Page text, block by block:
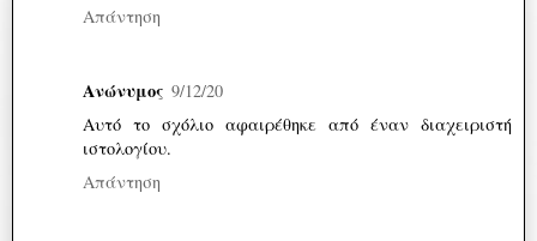
Απάντηση
Ανώνυμος 9/12/20
Αυτό το σχόλιο αφαιρέθηκε από έναν διαχειριστή
ιστολογίου.
Απάντηση